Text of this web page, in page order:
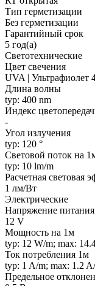
Тип герметизации
Без герметизации
Гарантийный срок
5 год(а)
Светотехнические
Цвет свечения
UVA | Ультрафиолет
Длина волны
typ: 400 nm
Индекс
-
Угол излучения
typ: 120 °
Световой поток на
typ: 10 lm/m
Расчетная световая
1 лм/Вт
Электрические
Напряжение питания
12 V
Мощность на 1м
typ: 12 W/m; max:
Ток потребления 1м
typ: 1 A/m; max: 1.2
Предельное